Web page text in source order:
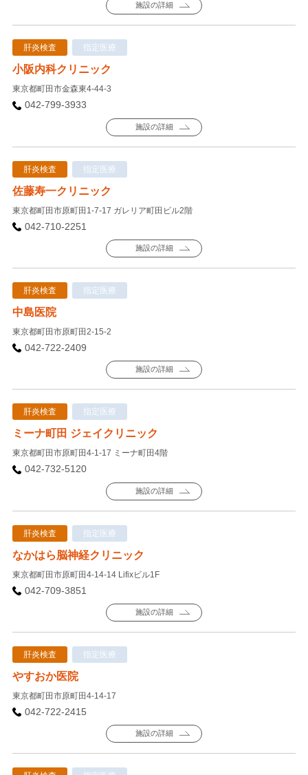
施設の詳細
肝炎検査 指定医療
小阪内科クリニック
東京都町田市金森東4-44-3
042-799-3933
施設の詳細
肝炎検査 指定医療
佐藤寿一クリニック
東京都町田市原町田1-7-17 ガレリア町田ビル2階
042-710-2251
施設の詳細
肝炎検査 指定医療
中島医院
東京都町田市原町田2-15-2
042-722-2409
施設の詳細
肝炎検査 指定医療
ミーナ町田 ジェイクリニック
東京都町田市原町田4-1-17 ミーナ町田4階
042-732-5120
施設の詳細
肝炎検査 指定医療
なかはら脳神経クリニック
東京都町田市原町田4-14-14 Lifixビル1F
042-709-3851
施設の詳細
肝炎検査 指定医療
やすおか医院
東京都町田市原町田4-14-17
042-722-2415
施設の詳細